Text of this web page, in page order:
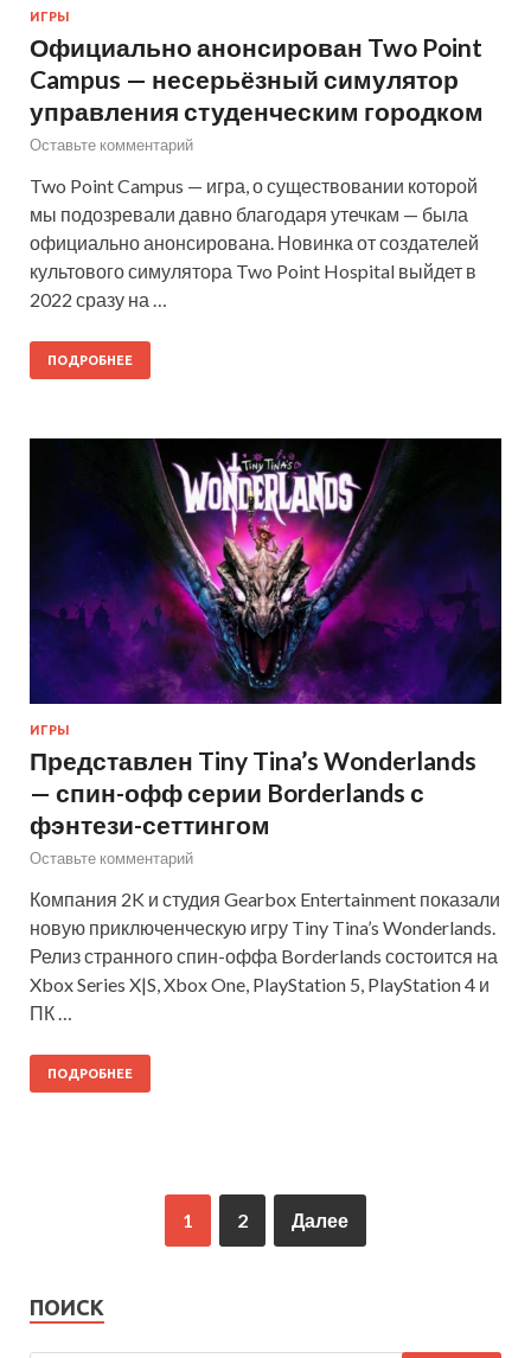
ИГРЫ
Официально анонсирован Two Point
Campus — несерьёзный симулятор
управления студенческим городком
Оставьте комментарий
Two Point Campus — игра, о существовании которой
мы подозревали давно благодаря утечкам — была
официально анонсирована. Новинка от создателей
культового симулятора Two Point Hospital выйдет в
2022 сразу на …
ПОДРОБНЕЕ
ИГРЫ
Представлен Tiny Tina’s Wonderlands
— спин-офф серии Borderlands с
фэнтези-сеттингом
Оставьте комментарий
Компания 2K и студия Gearbox Entertainment показали
новую приключенческую игру Tiny Tina’s Wonderlands.
Релиз странного спин-оффа Borderlands состоится на
Xbox Series X|S, Xbox One, PlayStation 5, PlayStation 4 и
ПК …
ПОДРОБНЕЕ
1 2 Далее
ПОИСК